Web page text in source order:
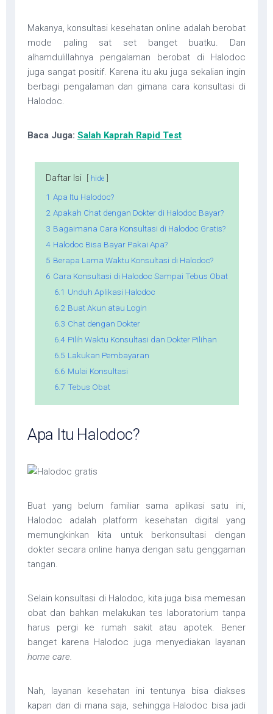
Makanya, konsultasi kesehatan online adalah berobat
mode paling sat set banget buatku. Dan
alhamdulillahnya pengalaman berobat di Halodoc
juga sangat positif. Karena itu aku juga sekalian ingin
berbagi pengalaman dan gimana cara konsultasi di
Halodoc.
Baca Juga: Salah Kaprah Rapid Test
Daftar Isi hide
1 Apa Itu Halodoc?
2 Apakah Chat dengan Dokter di Halodoc Bayar?
3 Bagaimana Cara Konsultasi di Halodoc Gratis?
4 Halodoc Bisa Bayar Pakai Apa?
5 Berapa Lama Waktu Konsultasi di Halodoc?
6 Cara Konsultasi di Halodoc Sampai Tebus Obat
6.1 Unduh Aplikasi Halodoc
6.2 Buat Akun atau Login
6.3 Chat dengan Dokter
6.4 Pilih Waktu Konsultasi dan Dokter Pilihan
6.5 Lakukan Pembayaran
6.6 Mulai Konsultasi
6.7 Tebus Obat
Apa Itu Halodoc?
Buat yang belum familiar sama aplikasi satu ini,
Halodoc adalah platform kesehatan digital yang
memungkinkan kita untuk berkonsultasi dengan
dokter secara online hanya dengan satu genggaman
tangan.
Selain konsultasi di Halodoc, kita juga bisa memesan
obat dan bahkan melakukan tes laboratorium tanpa
harus pergi ke rumah sakit atau apotek. Bener
banget karena Halodoc juga menyediakan layanan
home care.
Nah, layanan kesehatan ini tentunya bisa diakses
kapan dan di mana saja, sehingga Halodoc bisa jadi